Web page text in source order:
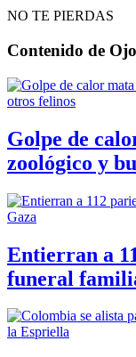
NO TE PIERDAS
Contenido de Ojo
Golpe de
zoológico y
Entierran a
funeral